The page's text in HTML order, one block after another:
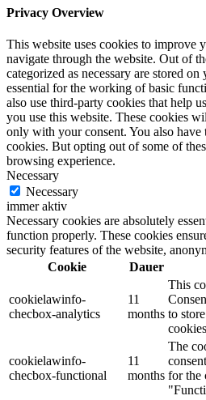
Privacy Overview
This website uses cookies to improve
navigate through the website. Out of
categorized as necessary are stored
essential for the working of basic
also use third-party cookies that help
you use this website. These cookies
only with your consent. You also
cookies. But opting out of some of
browsing experience.
Necessary
Necessary
immer aktiv
Necessary cookies are absolutely
function properly. These cookies
security features of the website,
Cookie
Dauer
cookielawinfo-
checbox-analytics
11
months
This
to
cookielawinfo-
checbox-functional
11
months
The
for the